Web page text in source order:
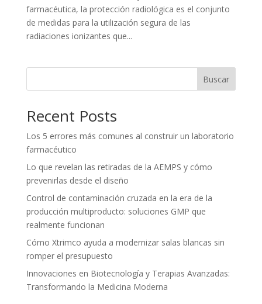
farmacéutica, la protección radiológica es el conjunto
de medidas para la utilización segura de las
radiaciones ionizantes que...
Buscar
Recent Posts
Los 5 errores más comunes al construir un laboratorio
farmacéutico
Lo que revelan las retiradas de la AEMPS y cómo
prevenirlas desde el diseño
Control de contaminación cruzada en la era de la
producción multiproducto: soluciones GMP que
realmente funcionan
Cómo Xtrimco ayuda a modernizar salas blancas sin
romper el presupuesto
Innovaciones en Biotecnología y Terapias Avanzadas:
Transformando la Medicina Moderna